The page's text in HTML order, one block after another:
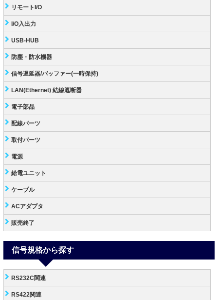
リモートI/O
I/O入出力
USB-HUB
防塵・防水機器
信号遅延器/バッファー(一時保持)
LAN(Ethernet) 結線遮断器
電子部品
配線パーツ
取付パーツ
電源
給電ユニット
ケーブル
ACアダプタ
販売終了
信号規格から探す
RS232C関連
RS422関連